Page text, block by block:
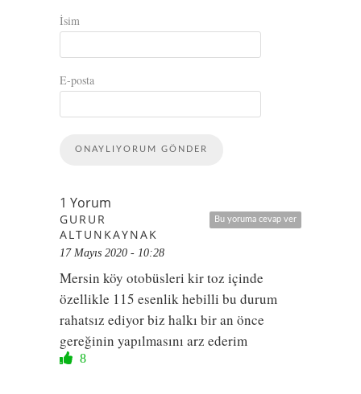
İsim
E-posta
1 Yorum
Bu yoruma cevap ver
GURUR
ALTUNKAYNAK
17 Mayıs 2020 - 10:28
Mersin köy otobüsleri kir toz içinde
özellikle 115 esenlik hebilli bu durum
rahatsız ediyor biz halkı bir an önce
gereğinin yapılmasını arz ederim
8